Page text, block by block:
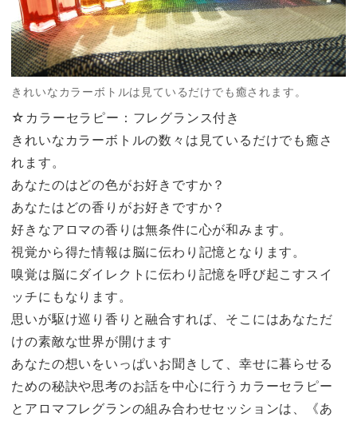
きれいなカラーボトルは見ているだけでも癒されます。
☆カラーセラピー：フレグランス付き
きれいなカラーボトルの数々は見ているだけでも癒さ
れます。
あなたのはどの色がお好きですか？
あなたはどの香りがお好きですか？
好きなアロマの香りは無条件に心が和みます。
視覚から得た情報は脳に伝わり記憶となります。
嗅覚は脳にダイレクトに伝わり記憶を呼び起こすスイ
ッチにもなります。
思いが駆け巡り香りと融合すれば、そこにはあなただ
けの素敵な世界が開けます
あなたの想いをいっぱいお聞きして、幸せに暮らせる
ための秘訣や思考のお話を中心に行うカラーセラピー
とアロマフレグランの組み合わせセッションは、《あ